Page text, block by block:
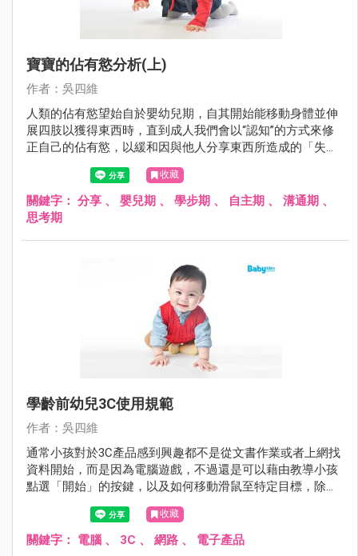
寶寶的佔有慾分析(上)
作者：吳四維
人類的佔有慾望始自於嬰幼兒期，自其開始能移動身體並伸
展四肢以獲得東西時，直到成人我們會以“認知”的方式來修
正自己的佔有慾，以緩和因與他人分享東西所造成的「失落
收藏
關鍵字： 分享 、 嬰兒期 、 學步期 、 自主期 、 溝通期 、
思考期
學齡前幼兒3C使用規範
作者：吳四維
通常小孩對於3C產品感到興趣都不是從文書作業或者上網找
資料開始，而是因為電腦遊戲，不過還是可以藉由教導小孩
點選「開始」的按鍵，以及如何移動滑鼠至特定目標，除了
能增強小孩的語言理解能力外，對於小孩的手眼協調上也有
幫助，並藉此增進其認知能力如顏色、形狀與符號的認識。
收藏
關鍵字： 電腦 、 3C 、 網路 、 電子產品